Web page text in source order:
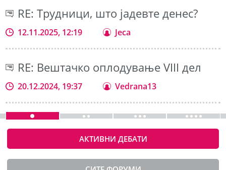
RE: Трудници, што јадевте денес?
12.11.2025, 12:19 Jeca
RE: Вештачко оплодување VIII дел
20.12.2024, 19:37 Vedrana13
АКТИВНИ ДЕБАТИ